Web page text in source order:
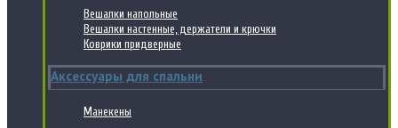
Вешалки напольные
Вешалки настенные, держатели и крючки
Коврики придверные
Аксессуары для спальни
Манекены